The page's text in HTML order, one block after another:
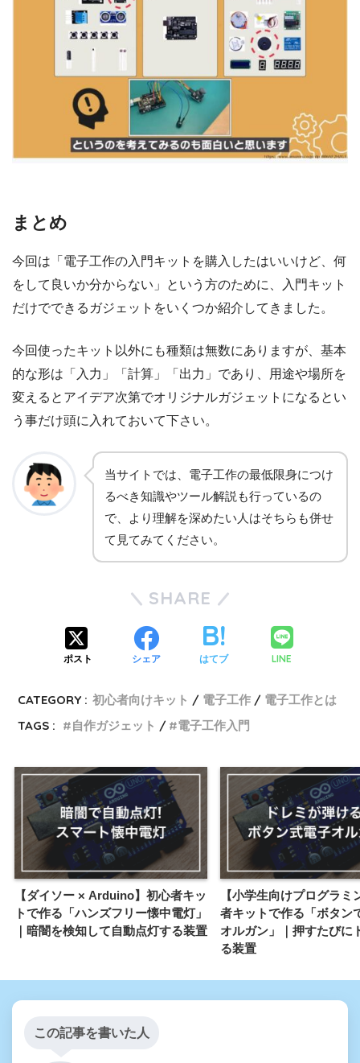
まとめ
今回は「電子工作の入門キットを購入したはいいけど、何
をして良いか分からない」という方のために、入門キット
だけでできるガジェットをいくつか紹介してきました。
今回使ったキット以外にも種類は無数にありますが、基本
的な形は「入力」「計算」「出力」であり、用途や場所を
変えるとアイデア次第でオリジナルガジェットになるとい
う事だけ頭に入れておいて下さい。
当サイトでは、電子工作の最低限身につけ
るべき知識やツール解説も行っているの
で、より理解を深めたい人はそちらも併せ
て見てみてください。
SHARE
ポスト シェア はてブ LINE
CATEGORY : 初心者向けキット 電子工作
電子工作とは
TAGS :
自作ガジェット 電子工作入門
【ダイソー × Arduino】初心者キッ
トで作る「ハンズフリー懐中電灯」
｜暗闇を検知して自動点灯する装置
【小学生向けプログラミ
者キットで作る「ボタン
オルガン」｜押すたびに
る装置
この記事を書いた人